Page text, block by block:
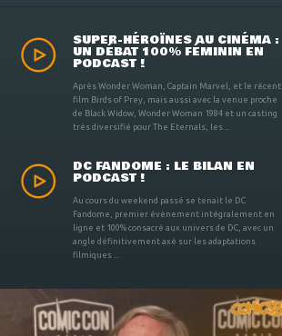
SUPER-HÉROÏNES AU CINÉMA :
UN DÉBAT 100% FÉMININ EN
PODCAST !
Après Wonder Woman, Captain Marvel, et le récent
film Birds of Prey, mais aussi avec la venue proche
de Black Widow, Wonder Woman 1984 et un casting
très diversifié pour The Eternals, les ...
DC FANDOME : LE BILAN EN
PODCAST !
Au cours du weekend passé se tenait le DC
Fandome, premier évènement intégralement en
ligne et 100% consacré aux univers de DC, avec un
angle définitivement axé sur les adaptations
filmiques ...